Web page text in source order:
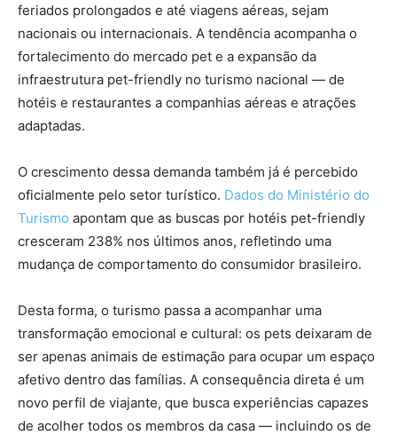
feriados prolongados e até viagens aéreas, sejam
nacionais ou internacionais. A tendência acompanha o
fortalecimento do mercado pet e a expansão da
infraestrutura pet-friendly no turismo nacional — de
hotéis e restaurantes a companhias aéreas e atrações
adaptadas.
O crescimento dessa demanda também já é percebido
oficialmente pelo setor turístico. Dados do Ministério do
Turismo apontam que as buscas por hotéis pet-friendly
cresceram 238% nos últimos anos, refletindo uma
mudança de comportamento do consumidor brasileiro.
Desta forma, o turismo passa a acompanhar uma
transformação emocional e cultural: os pets deixaram de
ser apenas animais de estimação para ocupar um espaço
afetivo dentro das famílias. A consequência direta é um
novo perfil de viajante, que busca experiências capazes
de acolher todos os membros da casa — incluindo os de